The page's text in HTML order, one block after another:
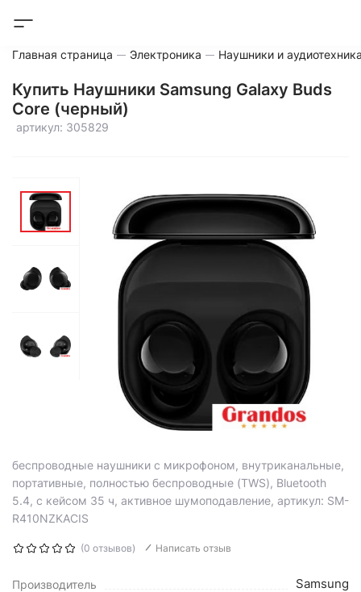
Главная страница Электроника Наушники и
Купить Наушники Samsung Galaxy Buds
Core (черный)
артикул: 305829
беспроводные наушники с микрофоном, внутриканальные,
портативные, полностью беспроводные (TWS), Bluetooth
5.4, с кейсом 35 ч, активное шумоподавление, артикул: SM-
R410NZKACIS
(0 отзывов) Написать отзыв
Производитель Samsung